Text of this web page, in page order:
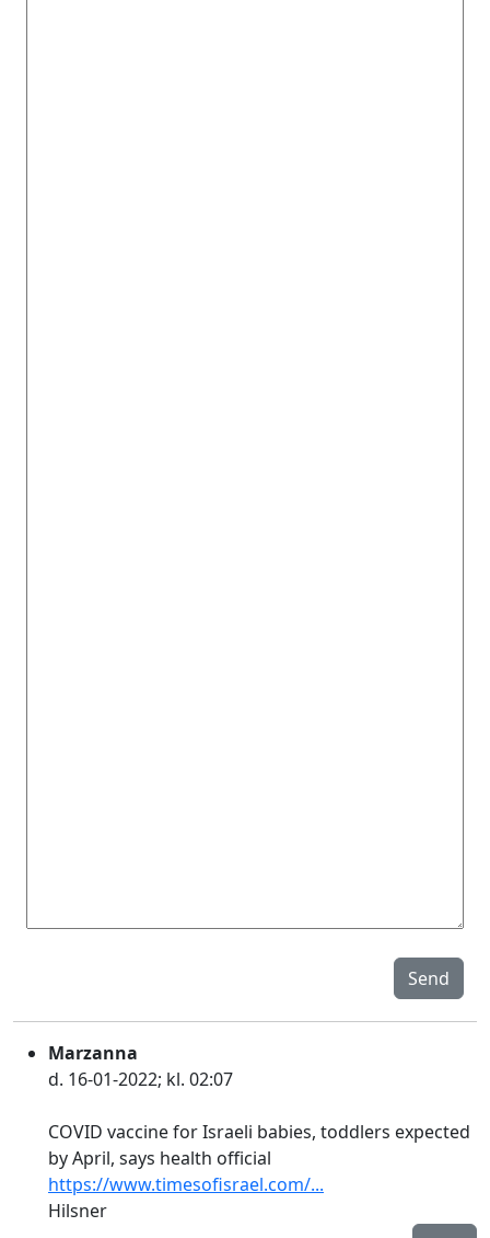
Send
Marzanna
d. 16-01-2022; kl. 02:07
COVID vaccine for Israeli babies, toddlers expected
by April, says health official
https://www.timesofisrael.com/...
Hilsner